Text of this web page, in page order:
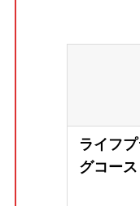
ライフ
グコース